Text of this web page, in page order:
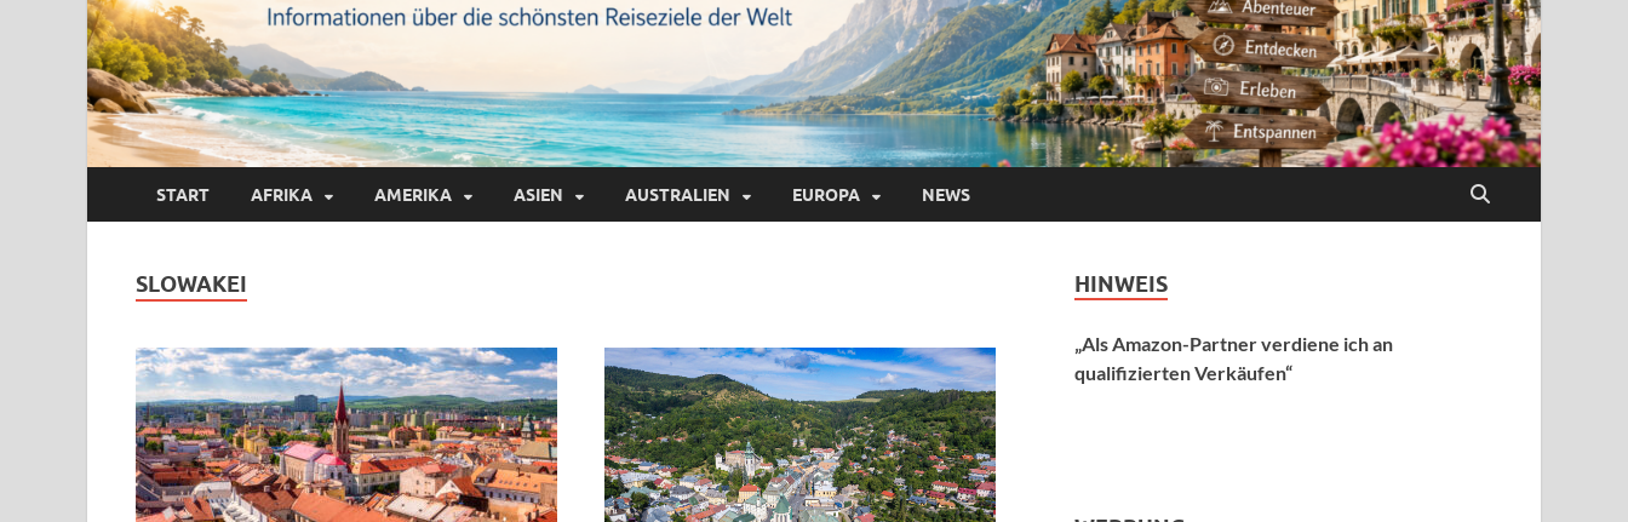
START AFRIKA AMERIKA ASIEN AUSTRALIEN EUROPA NEWS
SLOWAKEI HINWEIS
„Als Amazon-Partner verdiene ich an
qualifizierten Verkäufen“